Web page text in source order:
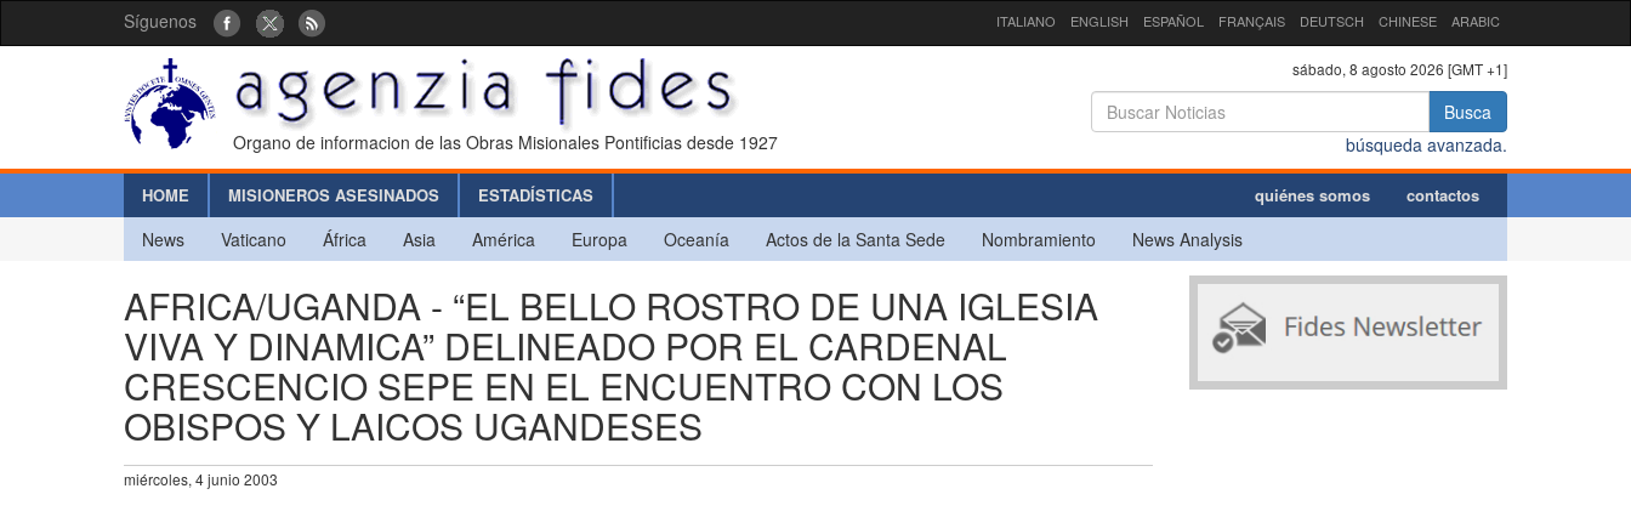
Síguenos ITALIANO ENGLISH ESPAÑOL FRANÇAIS DEUTSCH CHINESE ARABIC
Organo de informacion de las Obras Misionales Pontificias desde 1927
sábado, 8 agosto 2026 [GMT +1]
Busca
búsqueda avanzada.
HOME MISIONEROS ASESINADOS ESTADÍSTICAS quiénes somos contactos
News Vaticano África Asia América Europa Oceanía Actos de la Santa Sede Nombramiento News Analysis
AFRICA/UGANDA - “EL BELLO ROSTRO DE UNA IGLESIA
VIVA Y DINAMICA” DELINEADO POR EL CARDENAL
CRESCENCIO SEPE EN EL ENCUENTRO CON LOS
OBISPOS Y LAICOS UGANDESES
miércoles, 4 junio 2003